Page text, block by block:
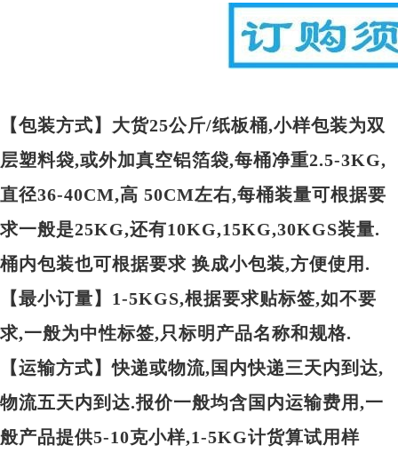
【包装方式】大货25公斤/纸板桶,小样包装为双
层塑料袋,或外加真空铝箔袋,每桶净重2.5-3KG,
直径36-40CM,高 50CM左右,每桶装量可根据要
求一般是25KG,还有10KG,15KG,30KGS装量.
桶内包装也可根据要求 换成小包装,方便使用.
【最小订量】1-5KGS,根据要求贴标签,如不要
求,一般为中性标签,只标明产品名称和规格.
【运输方式】快递或物流,国内快递三天内到达,
物流五天内到达.报价一般均含国内运输费用,一
般产品提供5-10克小样,1-5KG计货算试用样